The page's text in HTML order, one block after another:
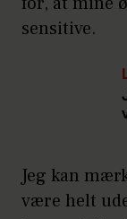
sensitive.
Jeg kan
være helt